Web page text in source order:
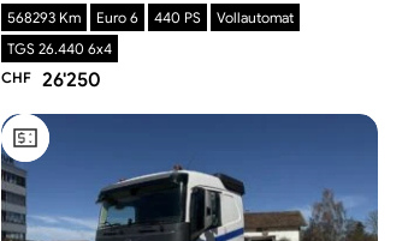
568293 Km Euro 6 440 PS
Vollautomat
TGS 26.440 6x4
CHF
26'250